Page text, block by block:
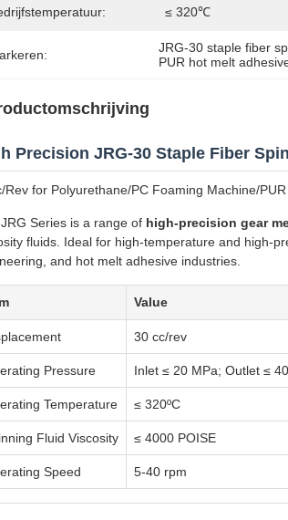
≤ 320℃
JRG-30 staple fiber
PUR hot melt
Precision JRG-30 Staple Fiber
Rev for Polyurethane/PC Foaming Machine/
Series is a range of high-precision gear
fluids. Ideal for high-temperature and high-
and hot melt adhesive industries.
Value
30 cc/rev
Pressure Inlet ≤ 20 MPa; Outlet ≤
Temperature ≤ 320ºC
Fluid Viscosity ≤ 4000 POISE
Speed 5-40 rpm